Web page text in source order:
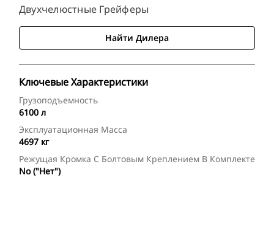
Двухчелюстные Грейферы
Найти Дилера
Ключевые Характеристики
Грузоподъемность
6100 л
Эксплуатационная Масса
4697 кг
Режущая Кромка С Болтовым Креплением В Комплекте
No ("Нет")